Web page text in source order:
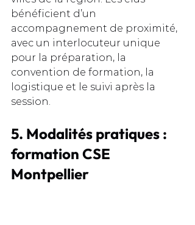
bénéficient d’un
accompagnement de proximité,
avec un interlocuteur unique
pour la préparation, la
convention de formation, la
logistique et le suivi après la
session.
5. Modalités pratiques :
formation CSE
Montpellier